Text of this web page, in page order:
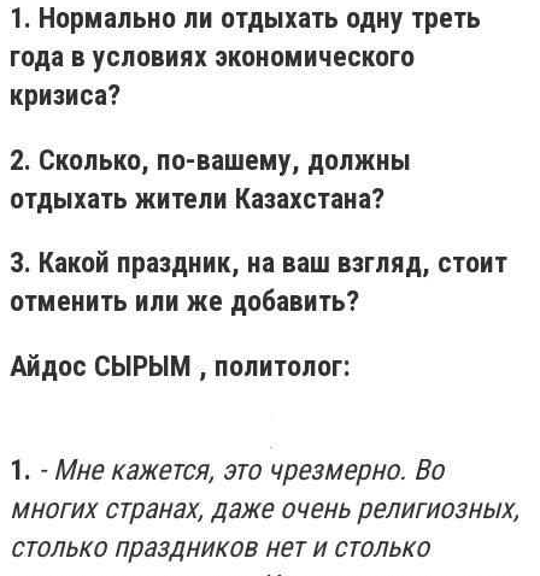
1. Нормально ли отдыхать одну треть
года в условиях экономического
кризиса?
2. Сколько, по-вашему, должны
отдыхать жители Казахстана?
3. Какой праздник, на ваш взгляд, стоит
отменить или же добавить?
Айдос СЫРЫМ , политолог:
1. - Мне кажется, это чрезмерно. Во
многих странах, даже очень религиозных,
столько праздников нет и столько